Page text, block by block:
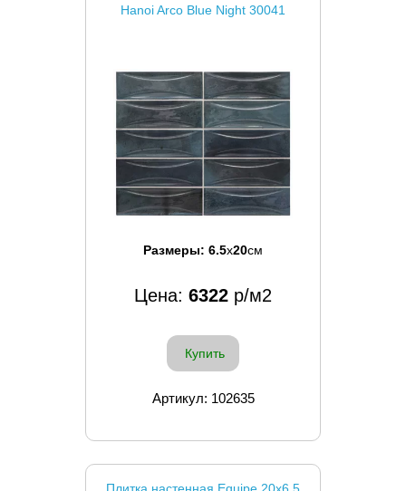
Hanoi Arco Blue Night 30041
Размеры: 6.5x20см
Цена: 6322 р/м2
Купить
Артикул: 102635
Плитка настенная Equipe 20x6.5